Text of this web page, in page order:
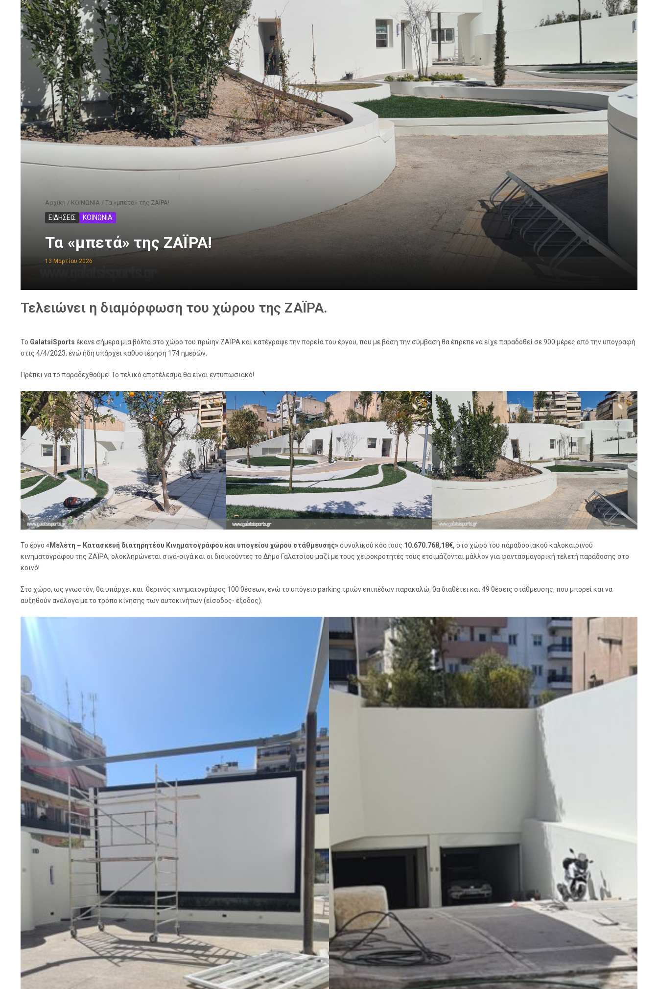
Αρχική / ΚΟΙΝΩΝΙΑ / Τα «μπετά» της ΖΑΪΡΑ!
ΕΙΔΗΣΕΙΣ ΚΟΙΝΩΝΙΑ
Τα «μπετά» της ΖΑΪΡΑ!
13 Μαρτίου 2026
Τελειώνει η διαμόρφωση του χώρου της ΖΑΪΡΑ.
Το GalatsiSports έκανε σήμερα μια βόλτα στο χώρο του πρώην ΖΑΪΡΑ και κατέγραψε την πορεία του έργου, που με βάση την σύμβαση θα έπρεπε να είχε παραδοθεί σε 900 μέρες από την υπογραφή
στις 4/4/2023, ενώ ήδη υπάρχει καθυστέρηση 174 ημερών.
Πρέπει να το παραδεχθούμε! Το τελικό αποτέλεσμα θα είναι εντυπωσιακό!
Το έργο «Μελέτη – Κατασκευή διατηρητέου Κινηματογράφου και υπογείου χώρου στάθμευσης»συνολικού κόστους 10.670.768,18€, στο χώρο του παραδοσιακού καλοκαιρινού
κινηματογράφου της ΖΑΪΡΑ, ολοκληρώνεται σιγά-σιγά και οι διοικούντες το Δήμο Γαλατσίου μαζί με τους χειροκροτητές τους ετοιμάζονται μάλλον για φαντασμαγορική τελετή παράδοσης στο
κοινό!
Στο χώρο, ως γνωστόν, θα υπάρχει και θερινός κινηματογράφος 100 θέσεων, ενώ το υπόγειο parking τριών επιπέδων παρακαλώ, θα διαθέτει και 49 θέσεις στάθμευσης, που μπορεί και να
αυξηθούν ανάλογα με το τρόπο κίνησης των αυτοκινήτων (είσοδος- έξοδος).